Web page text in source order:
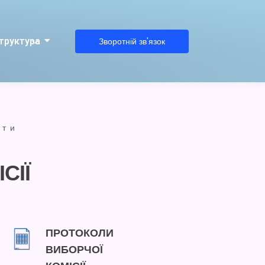
Зворотній зв'язок
ПРОТОКОЛИ
ВИБОРЧОЇ